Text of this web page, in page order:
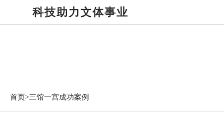
科技助力文体事业
首页>三馆一宫成功案例